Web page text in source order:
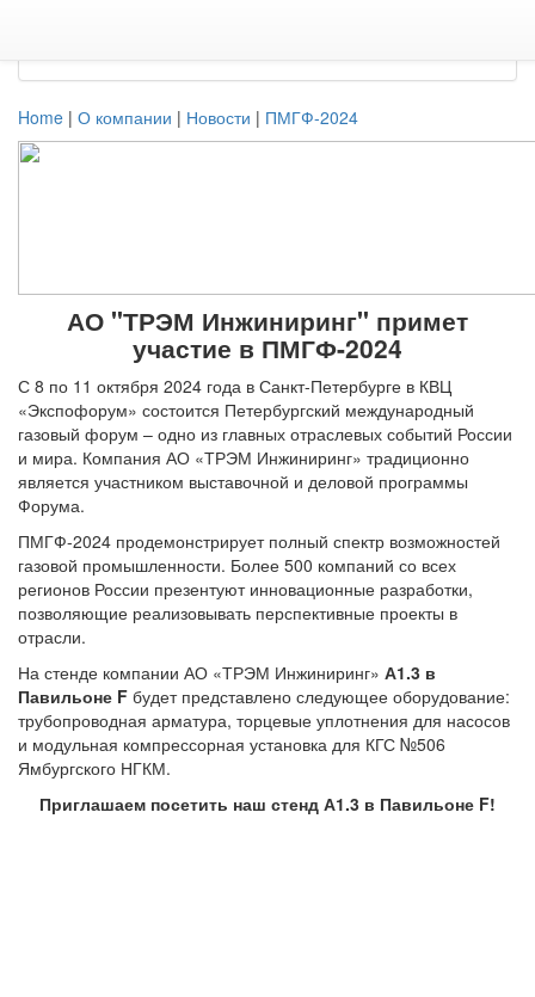
Home | О компании | Новости | ПМГФ-2024
АО "ТРЭМ Инжиниринг" примет
участие в ПМГФ-2024
С 8 по 11 октября 2024 года в Санкт-Петербурге в КВЦ
«Экспофорум» состоится Петербургский международный
газовый форум – одно из главных отраслевых событий России
и мира. Компания АО «ТРЭМ Инжиниринг» традиционно
является участником выставочной и деловой программы
Форума.
ПМГФ-2024 продемонстрирует полный спектр возможностей
газовой промышленности. Более 500 компаний со всех
регионов России презентуют инновационные разработки,
позволяющие реализовывать перспективные проекты в
отрасли.
На стенде компании АО «ТРЭМ Инжиниринг» А1.3 в
Павильоне F будет представлено следующее оборудование:
трубопроводная арматура, торцевые уплотнения для насосов
и модульная компрессорная установка для КГС №506
Ямбургского НГКМ.
Приглашаем посетить наш стенд А1.3 в Павильоне F!